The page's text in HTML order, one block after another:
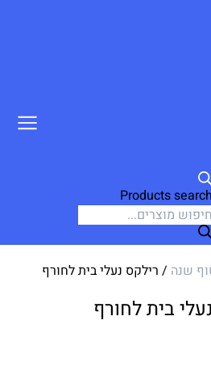
Products search
שנה / רילקס נעלי בית לחורף
בית לחורף